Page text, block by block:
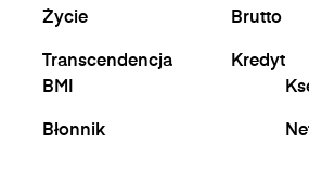
Życie
Transcendencja
Brutto
Kredyt
BMI
Błonnik